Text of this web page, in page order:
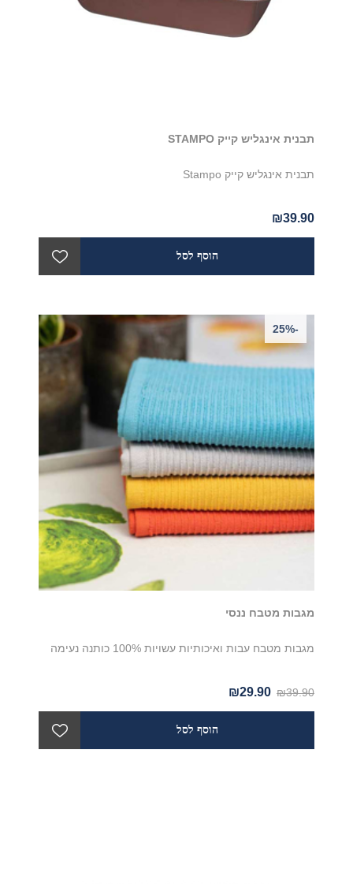
תבנית אינגליש קייק STAMPO
תבנית אינגליש קייק Stampo
₪39.90
-25%
מגבות מטבח ננסי
מגבות מטבח עבות ואיכותיות עשויות 100% כותנה נעימה
₪39.90
₪29.90